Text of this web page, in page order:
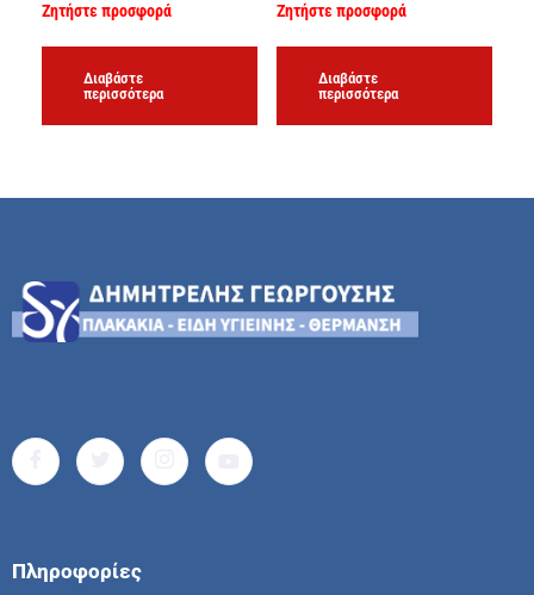
Ζητήστε προσφορά
Διαβάστε
περισσότερα
Ζητήστε προσφορά
Διαβάστε
περισσότερα
Πληροφορίες